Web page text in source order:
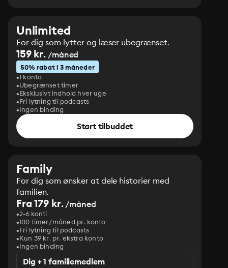
Unlimited
For dig som lytter og læser ubegrænset.
159 kr. /måned
50% rabat i 3 måneder
1 konto
Ubegrænset timer
Eksklusivt indhold hver uge
Fri lytning til podcasts
Ingen binding
Start tilbuddet
Family
For dig som ønsker at dele historier med
familien.
Fra 179 kr./måned
2-6 konti
100 timer/måned pr. konto
Fri lytning til podcasts
Kun 39 kr. pr. ekstra konto
Ingen binding
Dig + 1 familiemedlem